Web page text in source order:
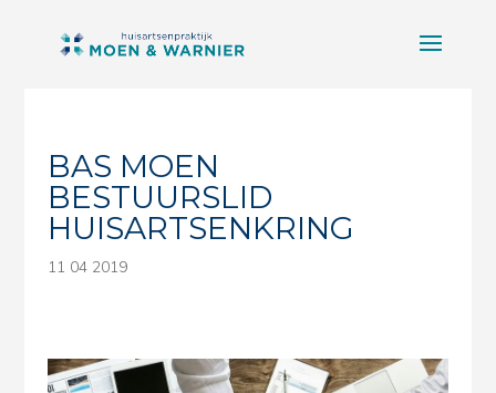
BAS MOEN
BESTUURSLID
HUISARTSENKRING
11 04 2019